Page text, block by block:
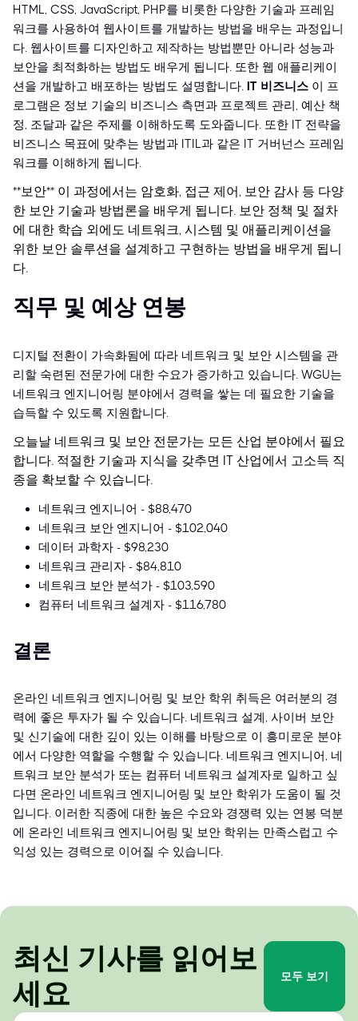
HTML, CSS, JavaScript, PHP를 비롯한 다양한 기술과 프레임
워크를 사용하여 웹사이트를 개발하는 방법을 배우는 과정입니
다. 웹사이트를 디자인하고 제작하는 방법뿐만 아니라 성능과
보안을 최적화하는 방법도 배우게 됩니다. 또한 웹 애플리케이
션을 개발하고 배포하는 방법도 설명합니다. IT 비즈니스 이 프
로그램은 정보 기술의 비즈니스 측면과 프로젝트 관리, 예산 책
정, 조달과 같은 주제를 이해하도록 도와줍니다. 또한 IT 전략을
비즈니스 목표에 맞추는 방법과 ITIL과 같은 IT 거버넌스 프레임
워크를 이해하게 됩니다.
**보안** 이 과정에서는 암호화, 접근 제어, 보안 감사 등 다양
한 보안 기술과 방법론을 배우게 됩니다. 보안 정책 및 절차
에 대한 학습 외에도 네트워크, 시스템 및 애플리케이션을
위한 보안 솔루션을 설계하고 구현하는 방법을 배우게 됩니
다.
직무 및 예상 연봉
디지털 전환이 가속화됨에 따라 네트워크 및 보안 시스템을 관
리할 숙련된 전문가에 대한 수요가 증가하고 있습니다. WGU는
네트워크 엔지니어링 분야에서 경력을 쌓는 데 필요한 기술을
습득할 수 있도록 지원합니다.
오늘날 네트워크 및 보안 전문가는 모든 산업 분야에서 필요
합니다. 적절한 기술과 지식을 갖추면 IT 산업에서 고소득 직
종을 확보할 수 있습니다.
네트워크 엔지니어 - $88,470
네트워크 보안 엔지니어 - $102,040
데이터 과학자 - $98,230
네트워크 관리자 - $84,810
네트워크 보안 분석가 - $103,590
컴퓨터 네트워크 설계자 - $116,780
결론
온라인 네트워크 엔지니어링 및 보안 학위 취득은 여러분의 경
력에 좋은 투자가 될 수 있습니다. 네트워크 설계, 사이버 보안
및 신기술에 대한 깊이 있는 이해를 바탕으로 이 흥미로운 분야
에서 다양한 역할을 수행할 수 있습니다. 네트워크 엔지니어, 네
트워크 보안 분석가 또는 컴퓨터 네트워크 설계자로 일하고 싶
다면 온라인 네트워크 엔지니어링 및 보안 학위가 도움이 될 것
입니다. 이러한 직종에 대한 높은 수요와 경쟁력 있는 연봉 덕분
에 온라인 네트워크 엔지니어링 및 보안 학위는 만족스럽고 수
익성 있는 경력으로 이어질 수 있습니다.
최신 기사를 읽어보
세요
모두 보기